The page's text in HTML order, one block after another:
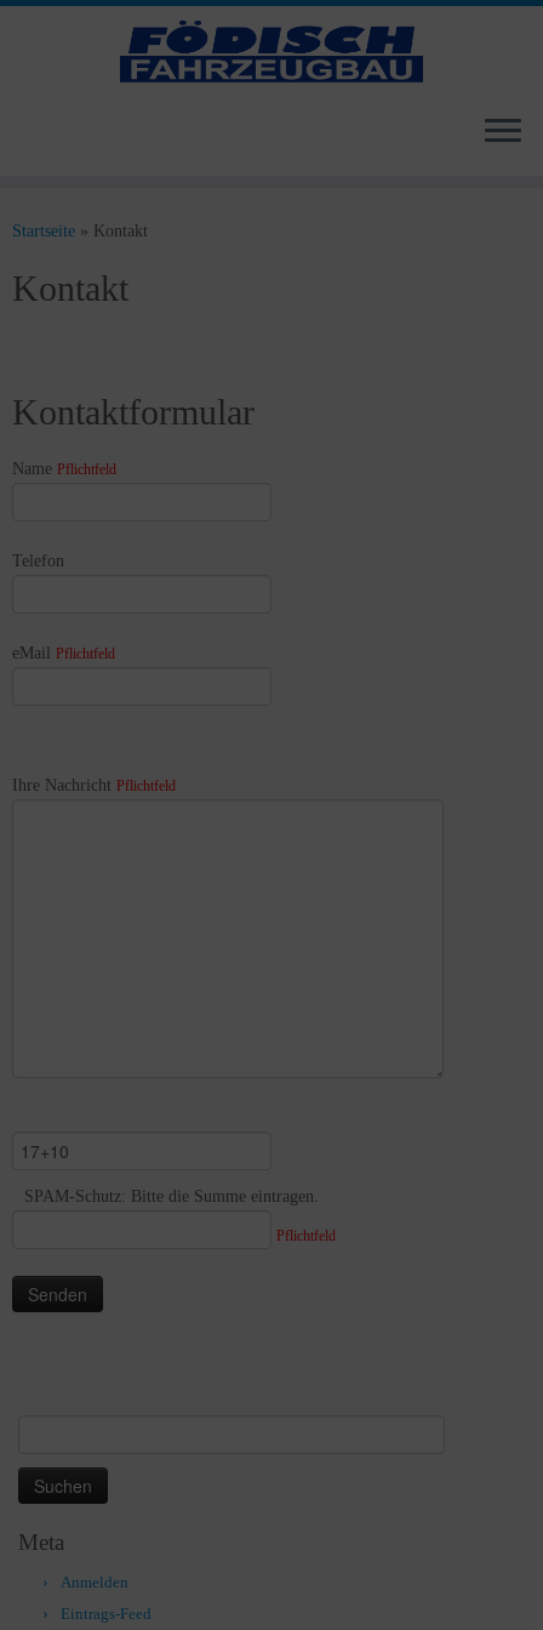
Inhalt
Startseite » Kontakt
Kontakt
Kontaktformular
Name Pflichtfeld
Telefon
eMail Pflichtfeld
Ihre Nachricht Pflichtfeld
SPAM-Schutz: Bitte die Summe eintragen.
Pflichtfeld
Meta
Anmelden
Eintrags-Feed